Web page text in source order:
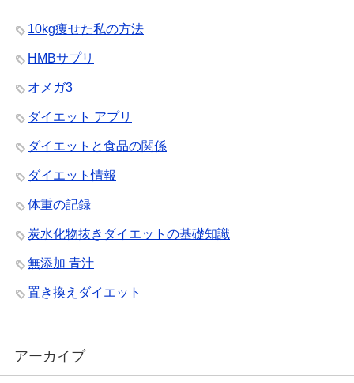
10kg痩せた私の方法
HMBサプリ
オメガ3
ダイエット アプリ
ダイエットと食品の関係
ダイエット情報
体重の記録
炭水化物抜きダイエットの基礎知識
無添加 青汁
置き換えダイエット
アーカイブ